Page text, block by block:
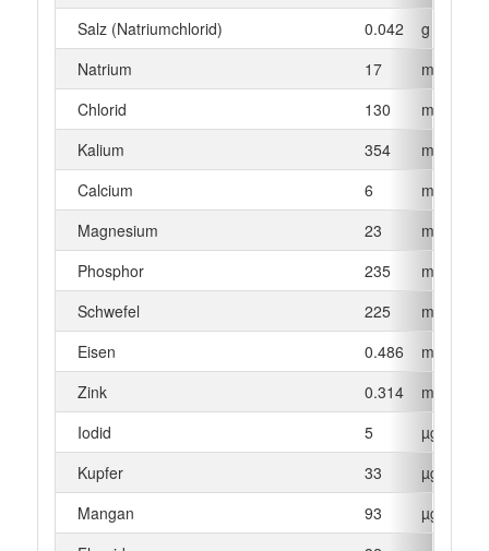
Salz (Natriumchlorid)
0.042
g
Natrium
17
mg
Chlorid
130
mg
Kalium
354
mg
Calcium
6
mg
Magnesium
23
mg
Phosphor
235
mg
Schwefel
225
mg
Eisen
0.486
mg
Zink
0.314
mg
Iodid
5
µg
Kupfer
33
µg
Mangan
93
µg